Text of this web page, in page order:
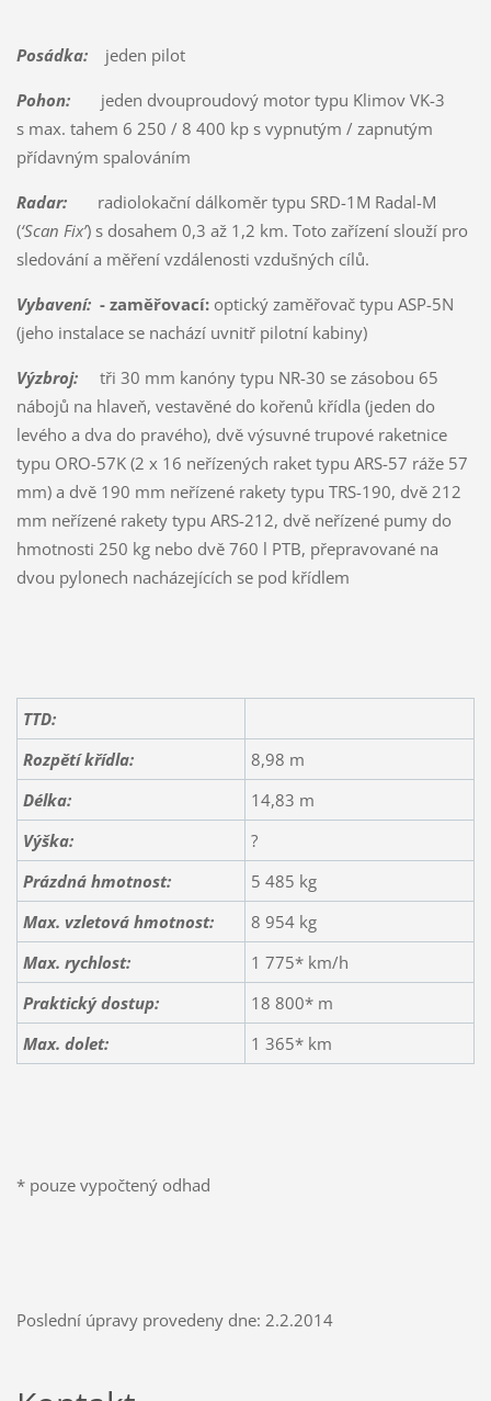
Posádka:jeden pilot
Pohon:jeden dvouproudový motor typu Klimov VK-3
s max. tahem 6 250 / 8 400 kp s vypnutým / zapnutým
přídavným spalováním
Radar:radiolokační dálkoměr typu SRD-1M Radal-M
(‘Scan Fix’) s dosahem 0,3 až 1,2 km. Toto zařízení slouží pro
sledování a měření vzdálenosti vzdušných cílů.
Vybavení: - zaměřovací:optický zaměřovač typu ASP-5N
(jeho instalace se nachází uvnitř pilotní kabiny)
Výzbroj:tři 30 mm kanóny typu NR-30 se zásobou 65
nábojů na hlaveň, vestavěné do kořenů křídla (jeden do
levého a dva do pravého), dvě výsuvné trupové raketnice
typu ORO-57K (2 x 16 neřízených raket typu ARS-57 ráže 57
mm) a dvě 190 mm neřízené rakety typu TRS-190, dvě 212
mm neřízené rakety typu ARS-212, dvě neřízené pumy do
hmotnosti 250 kg nebo dvě 760 l PTB, přepravované na
dvou pylonech nacházejících se pod křídlem
TTD:
Rozpětí křídla:
8,98 m
Délka:
14,83 m
Výška:
?
Prázdná hmotnost:
5 485 kg
Max. vzletová hmotnost:
8 954 kg
Max. rychlost:
1 775* km/h
Praktický dostup:
18 800* m
Max. dolet:
1 365* km
* pouze vypočtený odhad
Poslední úpravy provedeny dne: 2.2.2014